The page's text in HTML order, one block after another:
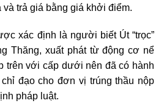
trả giá bằng giá khởi điểm.
xác định là người biết Út “trọc”
Thăng, xuất phát từ động cơ nể
trên với cấp dưới nên đã có hành
đạo cho đơn vị trúng thầu nộp
pháp luật.